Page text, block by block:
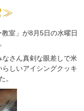
室」が8月5日の水曜日
さん真剣な眼差しで米
しいアイシングクッキ
。